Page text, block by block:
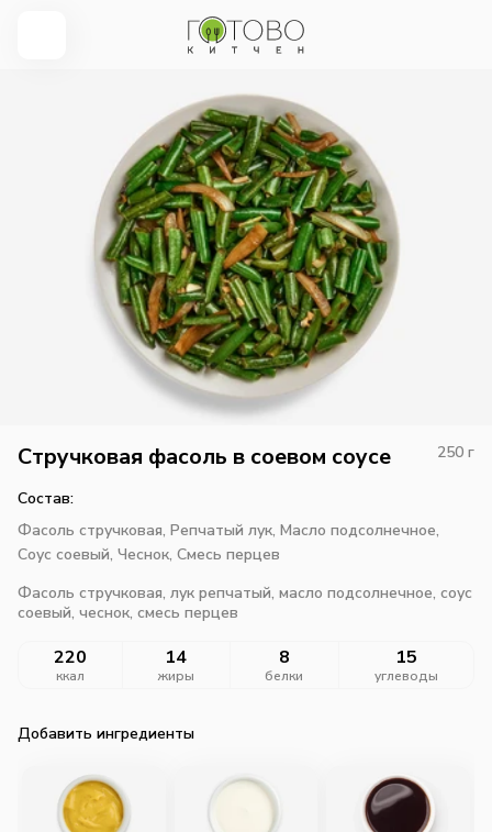
Стручковая фасоль в соевом соусе 250 г
Состав:
Фасоль стручковая, Репчатый лук, Масло подсолнечное,
Соус соевый, Чеснок, Смесь перцев
Фасоль стручковая, лук репчатый, масло подсолнечное, соус
соевый, чеснок, смесь перцев
220
ккал
14
жиры
8
белки
15
углеводы
Добавить ингредиенты